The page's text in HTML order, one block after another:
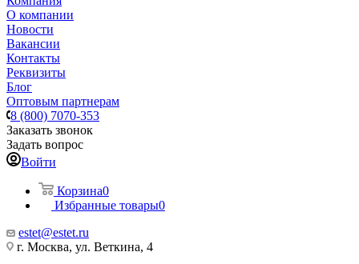
О компании
Новости
Вакансии
Контакты
Реквизиты
Блог
Оптовым партнерам
8 (800) 7070-353
Заказать звонок
Задать вопрос
Войти
Корзина0
Избранные товары0
estet@estet.ru
г. Москва, ул. Веткина, 4